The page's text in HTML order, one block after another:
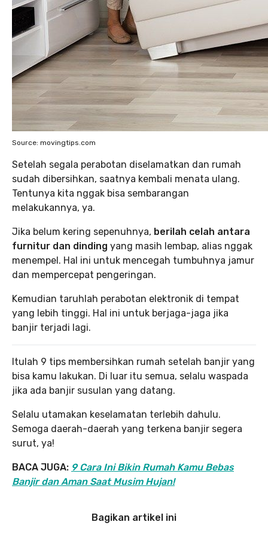
Source: movingtips.com
Setelah segala perabotan diselamatkan dan rumah
sudah dibersihkan, saatnya kembali menata ulang.
Tentunya kita nggak bisa sembarangan
melakukannya, ya.
Jika belum kering sepenuhnya, berilah celah antara
furnitur dan dinding yang masih lembap, alias nggak
menempel. Hal ini untuk mencegah tumbuhnya jamur
dan mempercepat pengeringan.
Kemudian taruhlah perabotan elektronik di tempat
yang lebih tinggi. Hal ini untuk berjaga-jaga jika
banjir terjadi lagi.
Itulah 9 tips membersihkan rumah setelah banjir yang
bisa kamu lakukan. Di luar itu semua, selalu waspada
jika ada banjir susulan yang datang.
Selalu utamakan keselamatan terlebih dahulu.
Semoga daerah-daerah yang terkena banjir segera
surut, ya!
BACA JUGA: 9 Cara Ini Bikin Rumah Kamu Bebas
Banjir dan Aman Saat Musim Hujan!
Bagikan artikel ini